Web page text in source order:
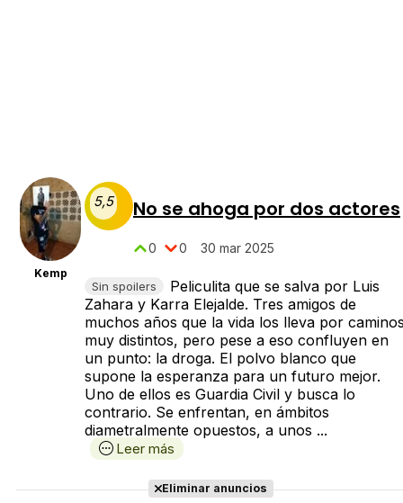
Kemp
5,5 No se ahoga por dos actores
0 0 30 mar 2025
Sin spoilers
Peliculita que se salva por Luis
Zahara y Karra Elejalde. Tres amigos de
muchos años que la vida los lleva por
muy distintos, pero pese a eso confluyen en
un punto: la droga. El polvo blanco que
supone la esperanza para un futuro mejor.
Uno de ellos es Guardia Civil y busca lo
contrario. Se enfrentan, en ámbitos
diametralmente opuestos, a unos ...
Leer más
Eliminar anuncios